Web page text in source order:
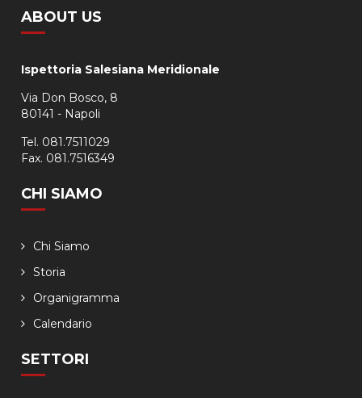
ABOUT US
Ispettoria Salesiana Meridionale
Via Don Bosco, 8
80141 - Napoli
Tel. 081.7511029
Fax. 081.7516349
CHI SIAMO
Chi Siamo
Storia
Organigramma
Calendario
SETTORI